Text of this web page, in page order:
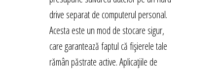
drive separat de computerul personal.
Acesta este un mod de stocare sigur,
care garantează faptul că fișierele tale
rămân păstrate active. Aplicațiile de